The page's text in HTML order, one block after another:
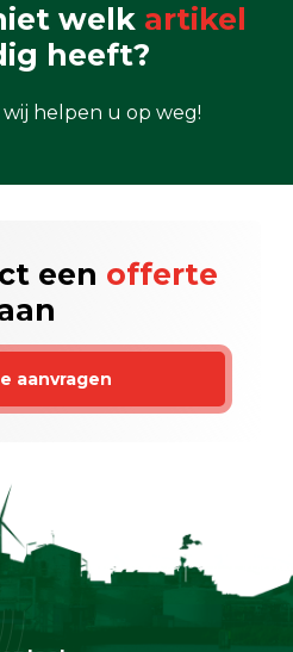
welk artikel
heeft?
helpen u op weg!
een offerte
aanvragen